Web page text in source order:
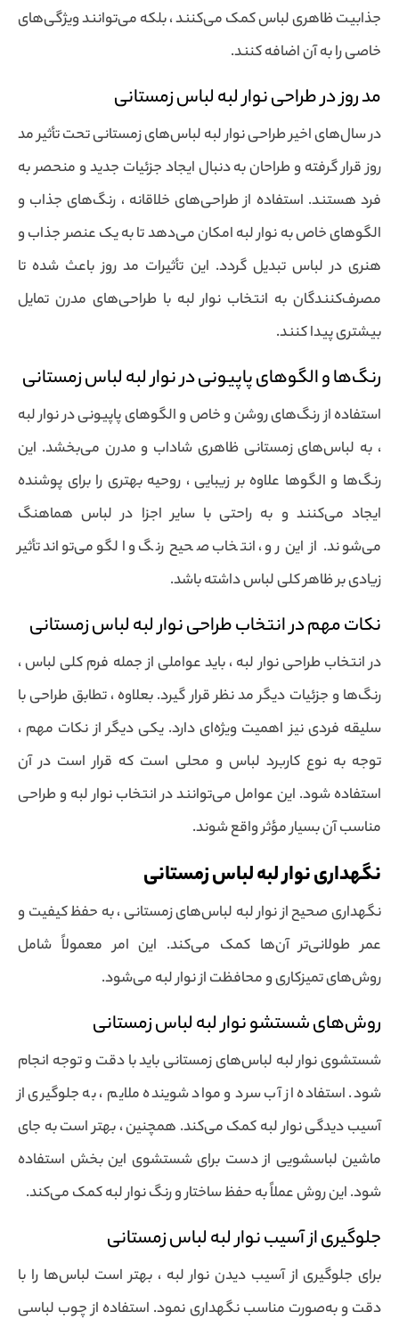
جذابیت ظاهری لباس کمک می‌کنند ، بلکه می‌توانند ویژگی‌های
خاصی را به آن اضافه کنند.
مد روز در طراحی نوار لبه لباس زمستانی
در سال‌های اخیر طراحی نوار لبه لباس‌های زمستانی تحت تأثیر مد
روز قرار گرفته و طراحان به دنبال ایجاد جزئیات جدید و منحصر به
فرد هستند. استفاده از طراحی‌های خلاقانه ، رنگ‌های جذاب و
الگوهای خاص به نوار لبه امکان می‌دهد تا به یک عنصر جذاب و
هنری در لباس تبدیل گردد. این تأثیرات مد روز باعث شده تا
مصرف‌کنندگان به انتخاب نوار لبه با طراحی‌های مدرن تمایل
بیشتری پیدا کنند.
رنگ‌ها و الگوهای پاپیونی در نوار لبه لباس زمستانی
استفاده از رنگ‌های روشن و خاص و الگوهای پاپیونی در نوار لبه
، به لباس‌های زمستانی ظاهری شاداب و مدرن می‌بخشد. این
رنگ‌ها و الگوها علاوه بر زیبایی ، روحیه بهتری را برای پوشنده
ایجاد می‌کنند و به راحتی با سایر اجزا در لباس هماهنگ
می‌شوند. از این رو ، انتخاب صحیح رنگ و الگو می‌تواند تأثیر
زیادی بر ظاهر کلی لباس داشته باشد.
نکات مهم در انتخاب طراحی نوار لبه لباس زمستانی
در انتخاب طراحی نوار لبه ، باید عواملی از جمله فرم کلی لباس ،
رنگ‌ها و جزئیات دیگر مد نظر قرار گیرد. بعلاوه ، تطابق طراحی با
سلیقه فردی نیز اهمیت ویژه‌ای دارد. یکی دیگر از نکات مهم ،
توجه به نوع کاربرد لباس و محلی است که قرار است در آن
استفاده شود. این عوامل می‌توانند در انتخاب نوار لبه و طراحی
مناسب آن بسیار مؤثر واقع شوند.
نگهداری نوار لبه لباس زمستانی
نگهداری صحیح از نوار لبه لباس‌های زمستانی ، به حفظ کیفیت و
عمر طولانی‌تر آن‌ها کمک می‌کند. این امر معمولاً شامل
روش‌های تمیزکاری و محافظت از نوار لبه می‌شود.
روش‌های شستشو نوار لبه لباس زمستانی
شستشوی نوار لبه لباس‌های زمستانی باید با دقت و توجه انجام
شود. استفاده از آب سرد و مواد شوینده ملایم ، به جلوگیری از
آسیب دیدگی نوار لبه کمک می‌کند. همچنین ، بهتر است به جای
ماشین لباسشویی از دست برای شستشوی این بخش استفاده
شود. این روش عملاً به حفظ ساختار و رنگ نوار لبه کمک می‌کند.
جلوگیری از آسیب نوار لبه لباس زمستانی
برای جلوگیری از آسیب دیدن نوار لبه ، بهتر است لباس‌ها را با
دقت و به‌صورت مناسب نگهداری نمود. استفاده از چوب لباسی